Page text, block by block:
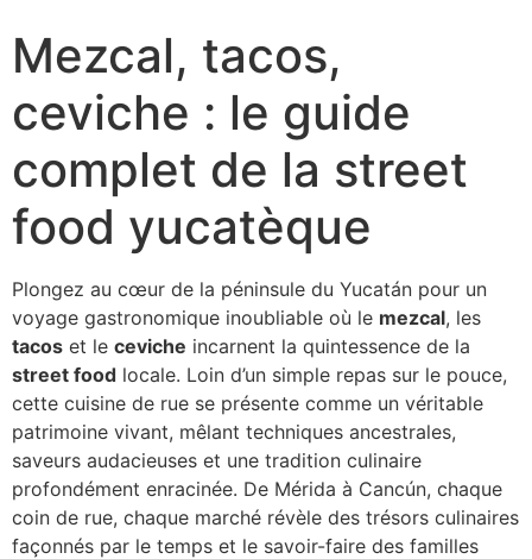
Mezcal, tacos,
ceviche : le guide
complet de la street
food yucatèque
Plongez au cœur de la péninsule du Yucatán pour un
voyage gastronomique inoubliable où le mezcal, les
tacos et le ceviche incarnent la quintessence de la
street food locale. Loin d’un simple repas sur le pouce,
cette cuisine de rue se présente comme un véritable
patrimoine vivant, mêlant techniques ancestrales,
saveurs audacieuses et une tradition culinaire
profondément enracinée. De Mérida à Cancún, chaque
coin de rue, chaque marché révèle des trésors culinaires
façonnés par le temps et le savoir-faire des familles